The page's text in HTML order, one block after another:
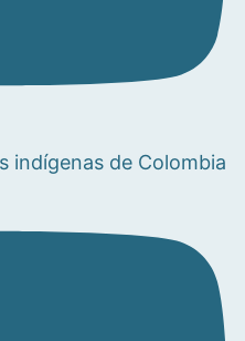
indígenas de Colombia